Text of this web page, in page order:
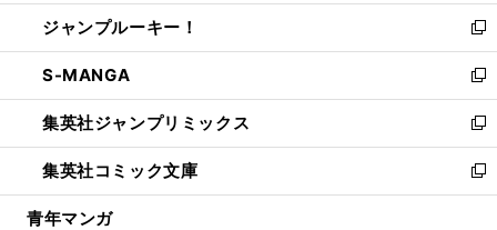
く
ウ
で
開
く
ン
ド
ウ
で
開
く
ウ
ィ
ン
ド
ウ
で
開
く
し
い
ウ
ィ
ン
ド
ウ
で
開
ジャンプルーキー！
新
し
い
ウ
ィ
ン
ド
ウ
S-MANGA
新
し
い
ウ
ィ
ン
集英社ジャンプリミックス
新
し
い
ウ
集英社コミック文庫
新
し
青年マンガ